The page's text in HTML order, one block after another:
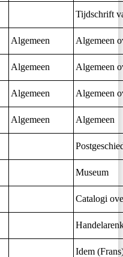
Tijdschrift
Algemeen Algemeen
Algemeen Algemeen
Algemeen Algemeen
Algemeen Algemeen
Museum
Catalogi
Idem